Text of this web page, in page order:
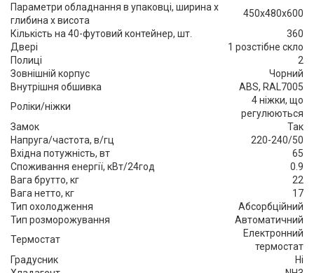
Параметри обладнання в упаковці, ширина x
глибина x висота
450x480x600
Кількість на 40-футовий контейнер, шт.
360
Двері
1 розстібне скло
Полиці
2
Зовнішній корпус
Чорний
Внутрішня обшивка
ABS, RAL7005
Роліки/ніжки
4 ніжки, що
регулюються
Замок
Так
Напруга/частота, в/гц
220-240/50
Вхідна потужність, вт
65
Споживання енергії, кВт/24год
0.9
Вага брутто, кг
22
Вага нетто, кг
17
Тип охолодження
Абсорбційний
Тип розморожування
Автоматичний
Термостат
Електронний
термостат
Градусник
Ні